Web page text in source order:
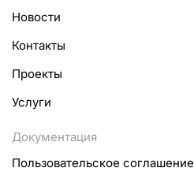
Новости
Контакты
Проекты
Услуги
Документация
Пользовательское соглашение